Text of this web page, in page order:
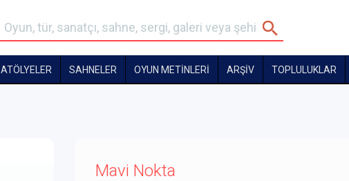
ATÖLYELER SAHNELER OYUN METİNLERİ ARŞİV TOPLULUKLAR
Mavi Nokta